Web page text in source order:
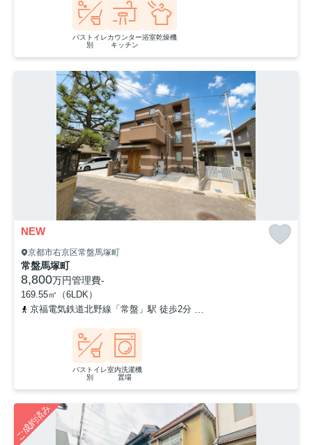
バストイレ
別
カウンター
キッチン
浴室乾燥機
NEW
京都市右京区常盤馬塚町
常盤馬塚町
8,800万円管理費-
169.55㎡（6LDK）
京福電気鉄道北野線「常盤」駅 徒歩2分
バストイレ
別
室内洗濯機
置場
ご成約済み